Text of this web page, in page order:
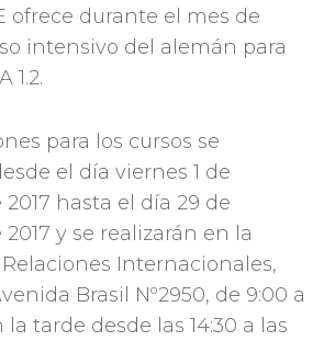
ofrece durante el mes de
intensivo del alemán para
1.2.
para los cursos se
el día viernes 1 de
hasta el día 29 de
y se realizarán en la
Internacionales,
Brasil Nº2950, de 9:00 a
la tarde desde las 14:30 a las